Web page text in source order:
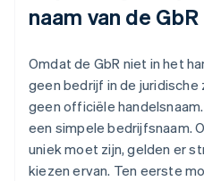
naam van de GbR
Omdat de GbR niet in het
geen bedrijf in de juridische
geen officiële
een simpele bedrijfsnaam.
uniek moet zijn, gelden er
kiezen ervan. Ten eerste